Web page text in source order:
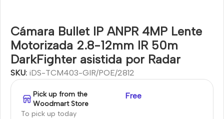
Cámara Bullet IP ANPR 4MP Lente
Motorizada 2.8-12mm IR 50m
DarkFighter asistida por Radar
SKU: iDS-TCM403-GIR/POE/2812
Pick up from the
Woodmart Store
To pick up today
Free